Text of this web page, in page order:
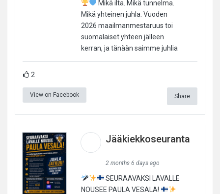
Mikä ilta. Mikä tunnelma.
Mikä yhteinen juhla. Vuoden
2026 maailmanmestaruus toi
suomalaiset yhteen jälleen
kerran, ja tänään saimme juhlia
2
View on Facebook Share
Jääkiekkoseuranta
2 months 6 days ago
SEURAAVAKSI LAVALLE
NOUSEE PAULA VESALA!